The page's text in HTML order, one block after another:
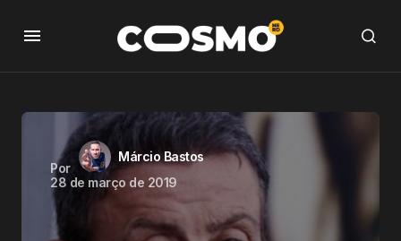
Por
Márcio Bastos
28 de março de 2019